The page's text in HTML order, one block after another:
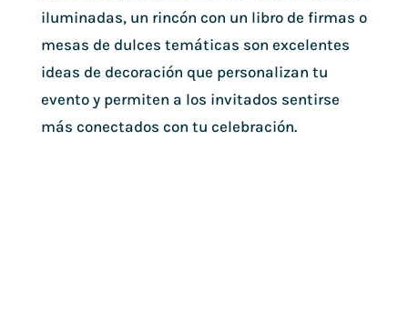
iluminadas, un rincón con un libro de firmas o
mesas de dulces temáticas son excelentes
ideas de decoración que personalizan tu
evento y permiten a los invitados sentirse
más conectados con tu celebración.